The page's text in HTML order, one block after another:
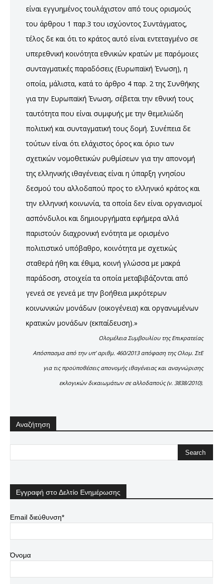
είναι εγγυημένος τουλάχιστον από τους ορισμούς
του άρθρου 1 παρ.3 του ισχύοντος Συντάγματος,
τέλος δε και ότι το κράτος αυτό είναι εντεταγμένο σε
υπερεθνική κοινότητα εθνικών κρατών με παρόμοιες
συνταγματικές παραδόσεις (Ευρωπαϊκή Ένωση), η
οποία, μάλιστα, κατά το άρθρο 4 παρ. 2 της Συνθήκης
για την Ευρωπαϊκή Ένωση, σέβεται την εθνική τους
ταυτότητα που είναι συμφυής με την θεμελιώδη
πολιτική και συνταγματική τους δομή. Συνέπεια δε
τούτων είναι ότι ελάχιστος όρος και όριο των
σχετικών νομοθετικών ρυθμίσεων για την απονομή
της ελληνικής ιθαγένειας είναι η ύπαρξη γνησίου
δεσμού του αλλοδαπού προς το ελληνικό κράτος και
την ελληνική κοινωνία, τα οποία δεν είναι οργανισμοί
ασπόνδυλοι και δημιουργήματα εφήμερα αλλά
παριστούν διαχρονική ενότητα με ορισμένο
πολιτιστικό υπόβαθρο, κοινότητα με σχετικώς
σταθερά ήθη και έθιμα, κοινή γλώσσα με μακρά
παράδοση, στοιχεία τα οποία μεταβιβάζονται από
γενεά σε γενεά με την βοήθεια μικρότερων
κοινωνικών μονάδων (οικογένεια) και οργανωμένων
κρατικών μονάδων (εκπαίδευση).»
Ολομέλεια Συμβουλίου της Επικρατείας
Απόσπασμα από την υπ’ αριθμ. 460/2013 απόφαση της Ολομ. ΣτΕ
για τις προϋποθέσεις απονομής ιθαγένειας και αναγνώρισης
εκλογικών δικαιωμάτων σε αλλοδαπούς (ν. 3838/2010).
Αναζήτηση
Εγγραφή στο Δελτίο Ενημέρωσης
Email διεύθυνση*
Όνομα